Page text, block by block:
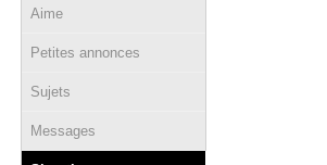
Aime
Petites annonces
Sujets
Messages